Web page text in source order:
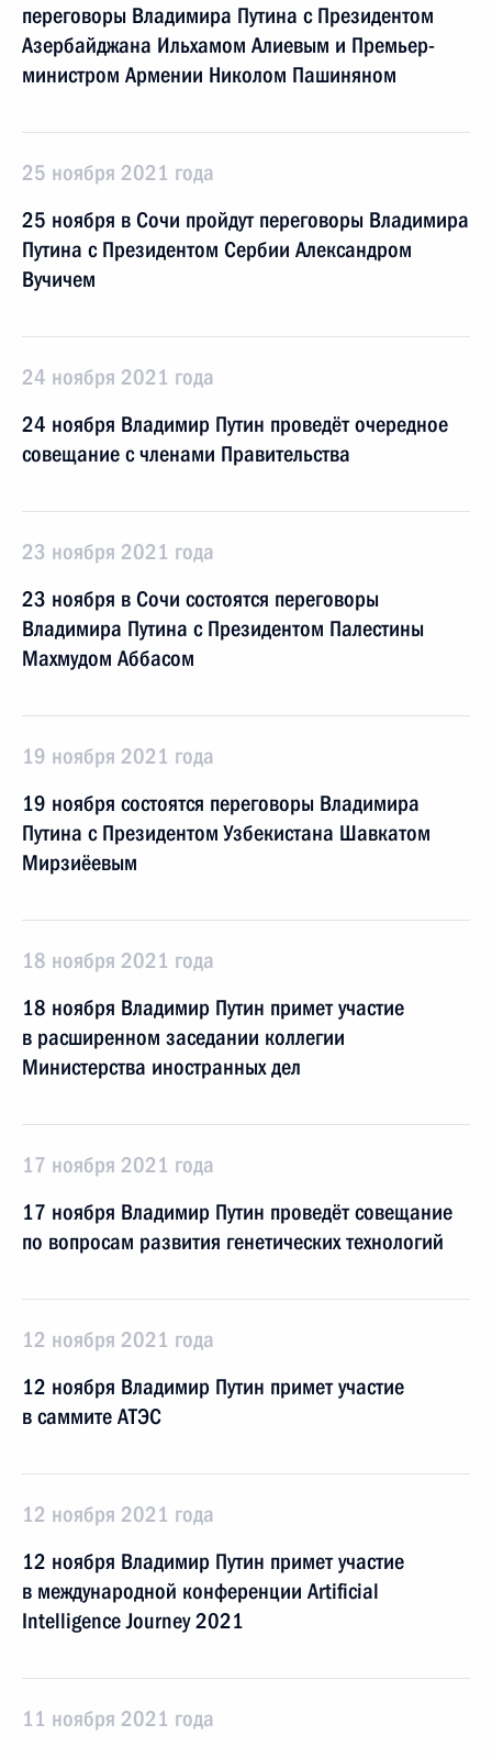
переговоры Владимира Путина с Президентом
Азербайджана Ильхамом Алиевым и Премьер-
министром Армении Николом Пашиняном
25 ноября 2021 года
25 ноября в Сочи пройдут переговоры Владимира
Путина с Президентом Сербии Александром
Вучичем
24 ноября 2021 года
24 ноября Владимир Путин проведёт очередное
совещание с членами Правительства
23 ноября 2021 года
23 ноября в Сочи состоятся переговоры
Владимира Путина с Президентом Палестины
Махмудом Аббасом
19 ноября 2021 года
19 ноября состоятся переговоры Владимира
Путина с Президентом Узбекистана Шавкатом
Мирзиёевым
18 ноября 2021 года
18 ноября Владимир Путин примет участие
в расширенном заседании коллегии
Министерства иностранных дел
17 ноября 2021 года
17 ноября Владимир Путин проведёт совещание
по вопросам развития генетических технологий
12 ноября 2021 года
12 ноября Владимир Путин примет участие
в саммите АТЭС
12 ноября 2021 года
12 ноября Владимир Путин примет участие
в международной конференции Artificial
Intelligence Journey 2021
11 ноября 2021 года